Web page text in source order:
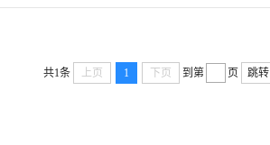
共1条 上页 1 下页 到第 页 跳转